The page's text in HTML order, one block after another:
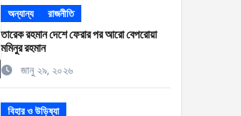
অন্যান্য রাজনীতি
তারেক রহমান দেশে ফেরার পর আরো বেপরোয়া
মমিনুর রহমান
জানু ২৯, ২০২৬
বিহার ও উড়িষ্যা